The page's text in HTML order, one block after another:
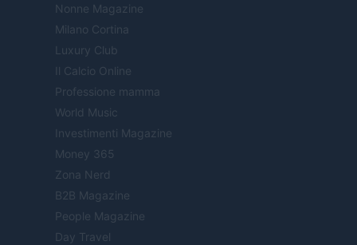
Nonne Magazine
Milano Cortina
Luxury Club
Il Calcio Online
Professione mamma
World Music
Investimenti Magazine
Money 365
Zona Nerd
B2B Magazine
People Magazine
Day Travel